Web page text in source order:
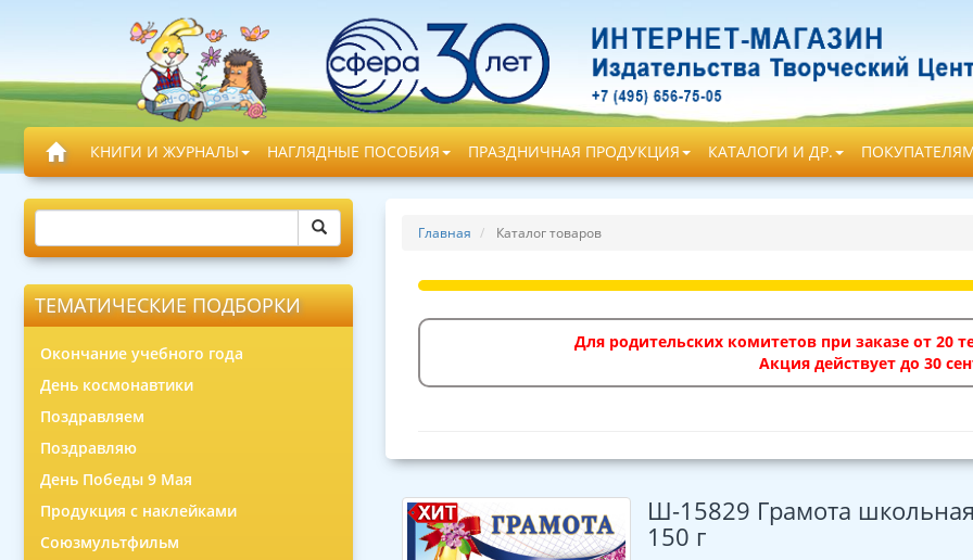
КНИГИ И ЖУРНАЛЫ НАГЛЯДНЫЕ ПОСОБИЯ ПРАЗДНИЧНАЯ ПРОДУКЦИЯ КАТАЛОГИ И ДР.
ТЕМАТИЧЕСКИЕ ПОДБОРКИ
Окончание учебного года
День космонавтики
Поздравляем
Поздравляю
День Победы 9 Мая
Продукция с наклейками
Союзмультфильм
Главная Каталог товаров
Для родительских комитетов при заказе от 20
Акция действует до 30
Ш-15829 Грамота
150 г